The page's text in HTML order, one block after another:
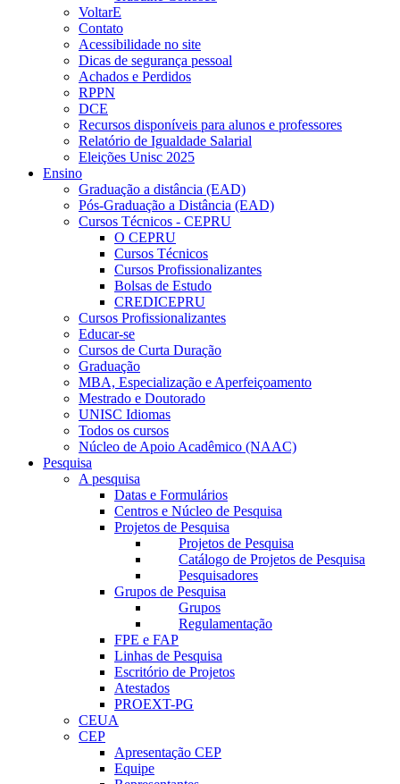
VoltarE
Contato
Acessibilidade no site
Dicas de segurança pessoal
Achados e Perdidos
RPPN
DCE
Recursos disponíveis para alunos e professores
Relatório de Igualdade Salarial
Eleições Unisc 2025
Ensino
Graduação a distância (EAD)
Pós-Graduação a Distância (EAD)
Cursos Técnicos - CEPRU
O CEPRU
Cursos Técnicos
Cursos Profissionalizantes
Bolsas de Estudo
CREDICEPRU
Cursos Profissionalizantes
Educar-se
Cursos de Curta Duração
Graduação
MBA, Especialização e Aperfeiçoamento
Mestrado e Doutorado
UNISC Idiomas
Todos os cursos
Núcleo de Apoio Acadêmico (NAAC)
Pesquisa
A pesquisa
Datas e Formulários
Centros e Núcleo de Pesquisa
Projetos de Pesquisa
Projetos de Pesquisa
Catálogo de Projetos de Pesquisa
Pesquisadores
Grupos de Pesquisa
Grupos
Regulamentação
FPE e FAP
Linhas de Pesquisa
Escritório de Projetos
Atestados
PROEXT-PG
CEUA
CEP
Apresentação CEP
Equipe